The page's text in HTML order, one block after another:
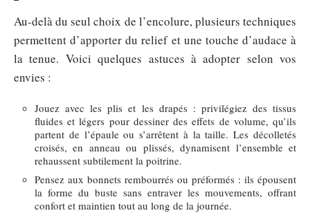
Au-delà du seul choix de l’encolure, plusieurs techniques
permettent d’apporter du relief et une touche d’audace à
la tenue. Voici quelques astuces à adopter selon vos
envies :
Jouez avec les plis et les drapés : privilégiez des tissus
fluides et légers pour dessiner des effets de volume, qu’ils
partent de l’épaule ou s’arrêtent à la taille. Les décolletés
croisés, en anneau ou plissés, dynamisent l’ensemble et
rehaussent subtilement la poitrine.
Pensez aux bonnets rembourrés ou préformés : ils épousent
la forme du buste sans entraver les mouvements, offrant
confort et maintien tout au long de la journée.